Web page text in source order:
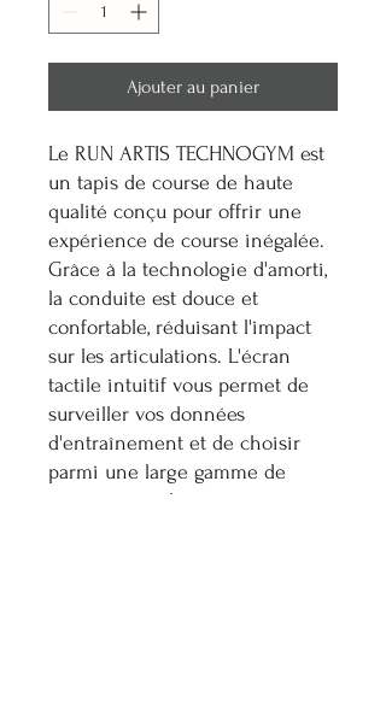
Ajouter au panier
Le RUN ARTIS TECHNOGYM est
un tapis de course de haute
qualité conçu pour offrir une
expérience de course inégalée.
Grâce à la technologie d'amorti,
la conduite est douce et
confortable, réduisant l'impact
sur les articulations. L'écran
tactile intuitif vous permet de
surveiller vos données
d'entraînement et de choisir
parmi une large gamme de
programmes de course